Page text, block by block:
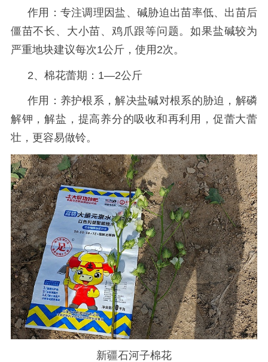
作用：专注调理因盐、碱胁迫出苗率低、出苗后
僵苗不长、大小苗、鸡爪跟等问题。如果盐碱较为
严重地块建议每次1公斤，使用2次。
2、棉花蕾期：1—2公斤
作用：养护根系，解决盐碱对根系的胁迫，解磷
解钾，解盐，提高养分的吸收和再利用，促蕾大蕾
壮，更容易做铃。
新疆石河子棉花